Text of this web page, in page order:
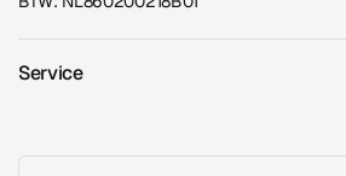
Service